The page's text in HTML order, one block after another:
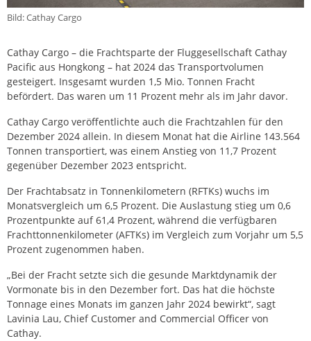
Bild: Cathay Cargo
Cathay Cargo – die Frachtsparte der Fluggesellschaft Cathay
Pacific aus Hongkong – hat 2024 das Transportvolumen
gesteigert. Insgesamt wurden 1,5 Mio. Tonnen Fracht
befördert. Das waren um 11 Prozent mehr als im Jahr davor.
Cathay Cargo veröffentlichte auch die Frachtzahlen für den
Dezember 2024 allein. In diesem Monat hat die Airline 143.564
Tonnen transportiert, was einem Anstieg von 11,7 Prozent
gegenüber Dezember 2023 entspricht.
Der Frachtabsatz in Tonnenkilometern (RFTKs) wuchs im
Monatsvergleich um 6,5 Prozent. Die Auslastung stieg um 0,6
Prozentpunkte auf 61,4 Prozent, während die verfügbaren
Frachttonnenkilometer (AFTKs) im Vergleich zum Vorjahr um 5,5
Prozent zugenommen haben.
„Bei der Fracht setzte sich die gesunde Marktdynamik der
Vormonate bis in den Dezember fort. Das hat die höchste
Tonnage eines Monats im ganzen Jahr 2024 bewirkt“, sagt
Lavinia Lau, Chief Customer and Commercial Officer von
Cathay.